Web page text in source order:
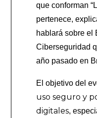
que conforman
pertenece,
hablará sobre el
Ciberseguridad
año pasado en
El objetivo del
uso seguro y
digitales,